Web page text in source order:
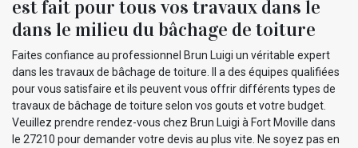
est fait pour tous vos travaux dans le
dans le milieu du bâchage de toiture
Faites confiance au professionnel Brun Luigi un véritable expert
dans les travaux de bâchage de toiture. Il a des équipes qualifiées
pour vous satisfaire et ils peuvent vous offrir différents types de
travaux de bâchage de toiture selon vos gouts et votre budget.
Veuillez prendre rendez-vous chez Brun Luigi à Fort Moville dans
le 27210 pour demander votre devis au plus vite. Ne soyez pas en